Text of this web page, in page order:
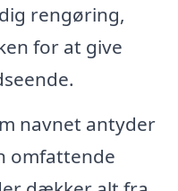
rengøring,
for at give
navnet antyder
omfattende